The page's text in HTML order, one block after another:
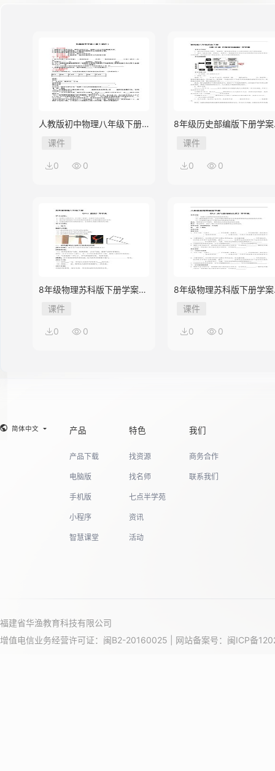
人教版初中物理八年级下册
第3节 机械效率
课件
0 0
8年级历史部编版下册学案
《第18课 科技文化成就》
课件
0 0
8年级物理苏科版下册学案
《10.1 压强》
课件
0 0
8年级物理苏科版下册学案
《9.3 力与运动的关系》
课件
0 0
简体中文 产品
产品下载
电脑版
手机版
小程序
智慧课堂
特色
找资源
找名师
七点半学苑
资讯
活动
我们
商务合作
联系我们
福建省华渔教育科技有限公司
增值电信业务经营许可证：闽B2-20160025 | 网站备案号： 闽ICP备